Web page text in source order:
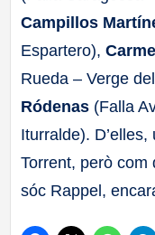
Campillos
Espartero),
Rueda – Verge
Ródenas (Falla
Iturralde).
Torrent, però com
sóc Rappel,